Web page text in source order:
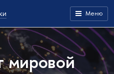
Меню
мировой